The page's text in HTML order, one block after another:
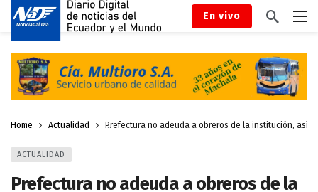
En vivo
Home Actualidad Prefectura no adeuda a obreros de la institución, así
ACTUALIDAD
Prefectura no adeuda a obreros de la